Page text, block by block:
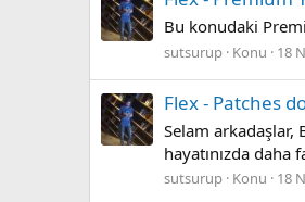
Bu konudaki
sutsurup Konu 18
Flex - Patches
Selam arkadaşlar,
hayatınızda
sutsurup Konu 18